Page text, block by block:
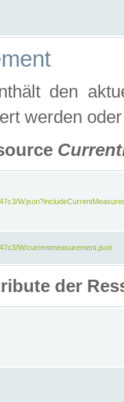
den
werden
W/currentmeasurement.json
der